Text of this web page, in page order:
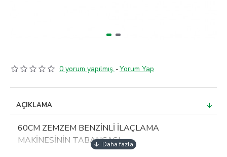
0 yorum yapılmış. -Yorum Yap
AÇIKLAMA
60CM ZEMZEM BENZİNLİ İLAÇLAMA
MAKİNESİNİN TABANCASI